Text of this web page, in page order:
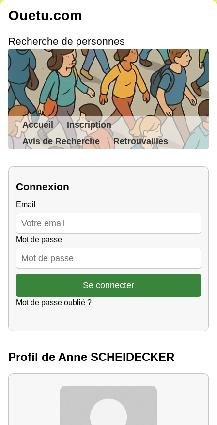
Ouetu.com
Recherche de personnes
Accueil
Inscription
Avis de Recherche
Retrouvailles
Connexion
Email
Mot de passe
Mot de passe oublié ?
Profil de Anne SCHEIDECKER